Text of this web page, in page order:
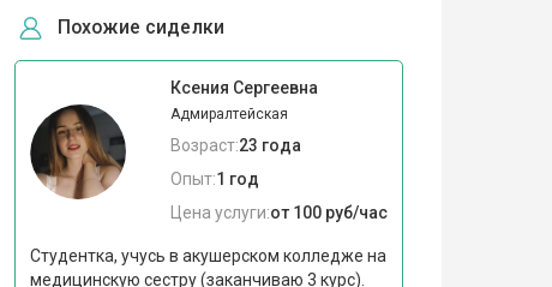
Похожие сиделки
Ксения Сергеевна
Адмиралтейская
Возраст:23 года
Опыт:1 год
Цена услуги:от 100 руб/час
Студентка, учусь в акушерском колледже на
медицинскую сестру (заканчиваю 3 курс).